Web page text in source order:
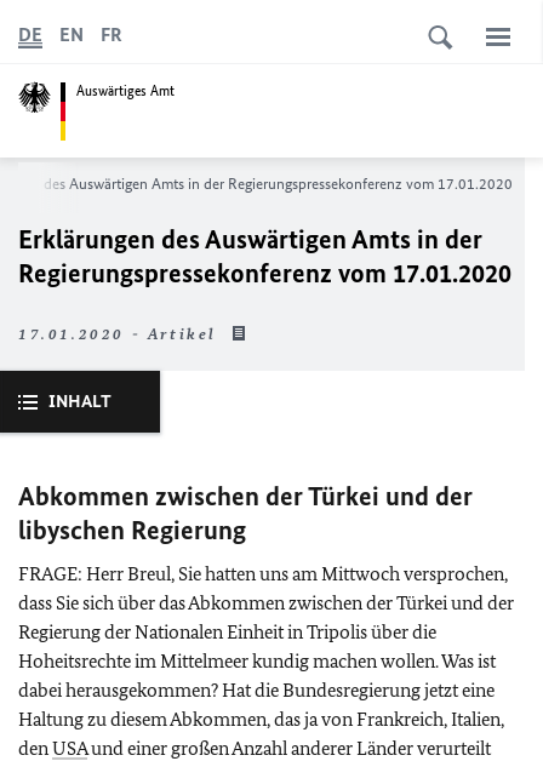
Auswärtiges Amt
DE EN FR
des Auswärtigen Amts in der Regierungspressekonferenz vom 17.01.2020
Erklärungen des Auswärtigen Amts in der
Regierungspressekonferenz vom 17.01.2020
17.01.2020 - Artikel
INHALT
Abkommen zwischen der Türkei und der
libyschen Regierung
FRAGE: Herr Breul, Sie hatten uns am Mittwoch versprochen,
dass Sie sich über das Abkommen zwischen der Türkei und der
Regierung der Nationalen Einheit in Tripolis über die
Hoheitsrechte im Mittelmeer kundig machen wollen. Was ist
dabei herausgekommen? Hat die Bundesregierung jetzt eine
Haltung zu diesem Abkommen, das ja von Frankreich, Italien,
denUSAund einer großen Anzahl anderer Länder verurteilt